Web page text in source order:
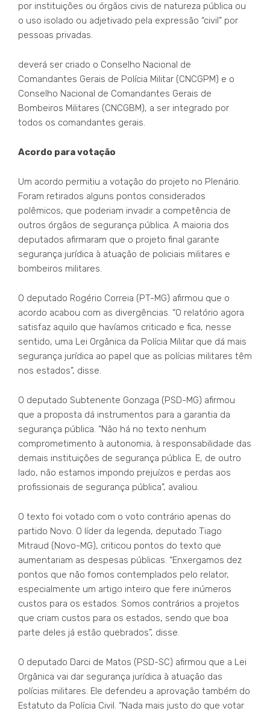
por instituições ou órgãos civis de natureza pública ou
o uso isolado ou adjetivado pela expressão “civil” por
pessoas privadas.
deverá ser criado o Conselho Nacional de
Comandantes Gerais de Polícia Militar (CNCGPM) e o
Conselho Nacional de Comandantes Gerais de
Bombeiros Militares (CNCGBM), a ser integrado por
todos os comandantes gerais.
Acordo para votação
Um acordo permitiu a votação do projeto no Plenário.
Foram retirados alguns pontos considerados
polêmicos, que poderiam invadir a competência de
outros órgãos de segurança pública. A maioria dos
deputados afirmaram que o projeto final garante
segurança jurídica à atuação de policiais militares e
bombeiros militares.
O deputado Rogério Correia (PT-MG) afirmou que o
acordo acabou com as divergências. “O relatório agora
satisfaz aquilo que havíamos criticado e fica, nesse
sentido, uma Lei Orgânica da Polícia Militar que dá mais
segurança jurídica ao papel que as polícias militares têm
nos estados”, disse.
O deputado Subtenente Gonzaga (PSD-MG) afirmou
que a proposta dá instrumentos para a garantia da
segurança pública. “Não há no texto nenhum
comprometimento à autonomia, à responsabilidade das
demais instituições de segurança pública. E, de outro
lado, não estamos impondo prejuízos e perdas aos
profissionais de segurança pública”, avaliou.
O texto foi votado com o voto contrário apenas do
partido Novo. O líder da legenda, deputado Tiago
Mitraud (Novo-MG), criticou pontos do texto que
aumentariam as despesas públicas. “Enxergamos dez
pontos que não fomos contemplados pelo relator,
especialmente um artigo inteiro que fere inúmeros
custos para os estados. Somos contrários a projetos
que criam custos para os estados, sendo que boa
parte deles já estão quebrados”, disse.
O deputado Darci de Matos (PSD-SC) afirmou que a Lei
Orgânica vai dar segurança jurídica à atuação das
polícias militares. Ele defendeu a aprovação também do
Estatuto da Polícia Civil. “Nada mais justo do que votar